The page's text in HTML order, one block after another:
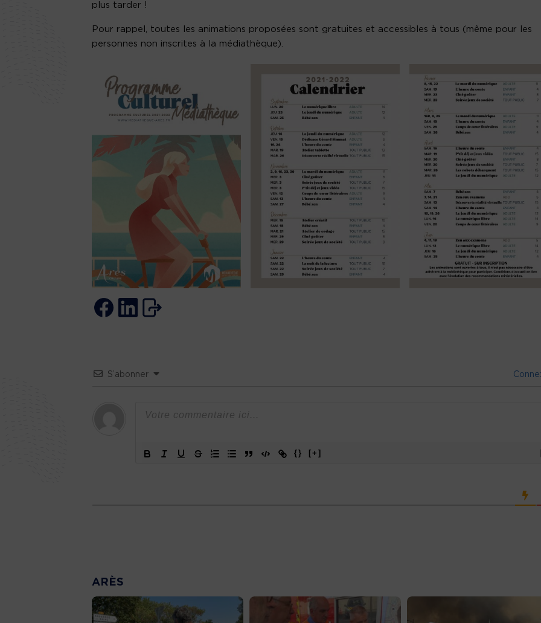
plus tarder !
Pour rappel, toutes les animations proposées sont gratuites et accessibles à tous (même pour les
personnes non inscrites à la médiathèque).
S’abonner
{} [+]
ARÈS